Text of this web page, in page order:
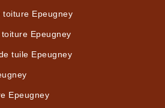
toiture Epeugney
Epeugney
tuile Epeugney
Epeugney